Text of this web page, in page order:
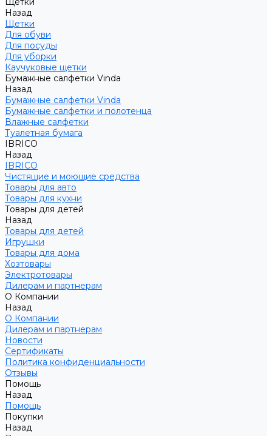
Назад
Щетки
Для обуви
Для посуды
Для уборки
Каучуковые щетки
Бумажные салфетки Vinda
Назад
Бумажные салфетки Vinda
Бумажные салфетки и полотенца
Влажные салфетки
Туалетная бумага
IBRICO
Назад
IBRICO
Чистящие и моющие средства
Товары для авто
Товары для кухни
Товары для детей
Назад
Товары для детей
Игрушки
Товары для дома
Хозтовары
Электротовары
Дилерам и партнерам
О Компании
Назад
О Компании
Дилерам и партнерам
Новости
Сертификаты
Политика конфиденциальности
Отзывы
Помощь
Назад
Помощь
Покупки
Назад